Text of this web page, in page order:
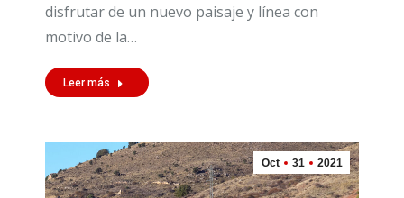
disfrutar de un nuevo paisaje y línea con
motivo de la…
Leer más
Oct 31 2021